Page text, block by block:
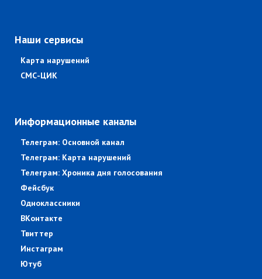
Наши сервисы
Карта нарушений
СМС-ЦИК
Информационные каналы
Телеграм: Основной канал
Телеграм: Карта нарушений
Телеграм: Хроника дня голосования
Фейсбук
Одноклассники
ВКонтакте
Твиттер
Инстаграм
Ютуб